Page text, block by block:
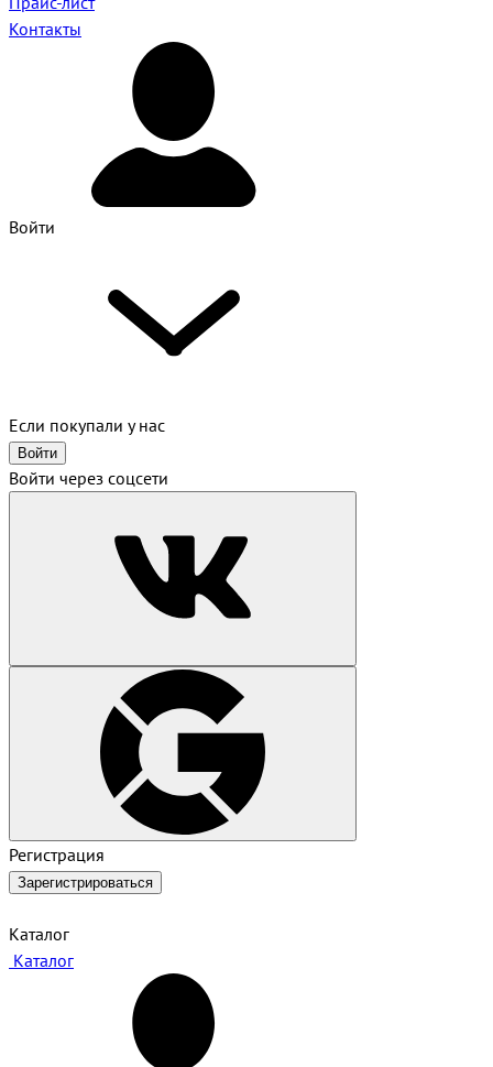
Контакты
Войти
Если покупали у нас
Войти
Войти через соцсети
Регистрация
Зарегистрироваться
Каталог
Каталог